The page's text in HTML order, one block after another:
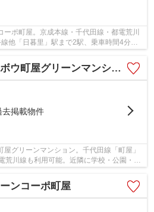
ポ町屋。京成本線・千代田線・都電荒川
他「日暮里」駅まで2駅、乗車時間4分で
ウ町屋グリーンマンション
去掲載物件
グリーンマンション。千代田線「町屋」
荒川線も利用可能。近隣に学校・公園・病
境。SRC・RC造8階...
ンコーポ町屋